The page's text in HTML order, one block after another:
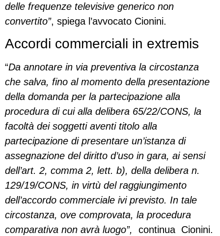
delle frequenze televisive generico non
convertito”, spiega l’avvocato Cionini.
Accordi commerciali in extremis
“Da annotare in via preventiva la circostanza
che salva, fino al momento della presentazione
della domanda per la partecipazione alla
procedura di cui alla delibera 65/22/CONS, la
facoltà dei soggetti aventi titolo alla
partecipazione di presentare un’istanza di
assegnazione del diritto d’uso in gara, ai sensi
dell’art. 2, comma 2, lett. b), della delibera n.
129/19/CONS, in virtù del raggiungimento
dell’accordo commerciale ivi previsto. In tale
circostanza, ove comprovata, la procedura
comparativa non avrà luogo”, continua Cionini.